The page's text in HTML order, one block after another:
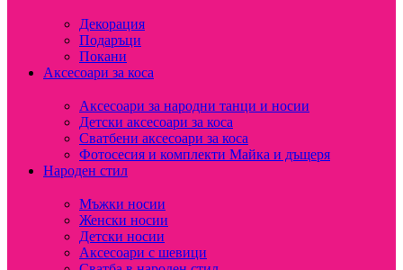
Декорация
Подаръци
Покани
Аксесоари за коса
Аксесоари за народни танци и носии
Детски аксесоари за коса
Сватбени аксесоари за коса
Фотосесия и комплекти Майка и дъщеря
Народен стил
Мъжки носии
Женски носии
Детски носии
Аксесоари с шевици